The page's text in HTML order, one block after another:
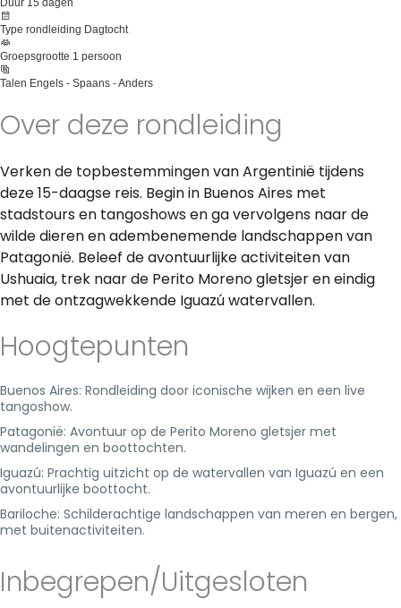
Duur 15 dagen
Type rondleiding Dagtocht
Groepsgrootte 1 persoon
Talen Engels - Spaans - Anders
Over deze rondleiding
Verken de topbestemmingen van Argentinië tijdens
deze 15-daagse reis. Begin in Buenos Aires met
stadstours en tangoshows en ga vervolgens naar de
wilde dieren en adembenemende landschappen van
Patagonië. Beleef de avontuurlijke activiteiten van
Ushuaia, trek naar de Perito Moreno gletsjer en eindig
met de ontzagwekkende Iguazú watervallen.
Hoogtepunten
Buenos Aires: Rondleiding door iconische wijken en een live
tangoshow.
Patagonië: Avontuur op de Perito Moreno gletsjer met
wandelingen en boottochten.
Iguazú: Prachtig uitzicht op de watervallen van Iguazú en een
avontuurlijke boottocht.
Bariloche: Schilderachtige landschappen van meren en bergen,
met buitenactiviteiten.
Inbegrepen/Uitgesloten